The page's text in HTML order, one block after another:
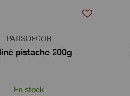
PATISDÉCOR
pistache 200g
En stock